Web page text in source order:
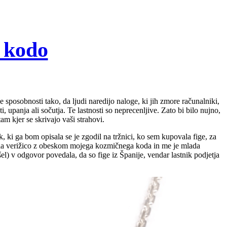
tako, da ljudi naredijo naloge, ki jih zmore računalniki,
upanja ali sočutja. Te lastnosti so neprecenljive. Zato bi bilo nujno,
kjer se skrivajo vaši strahovi.
ga bom opisala se je zgodil na tržnici, ko sem kupovala fige, za
z obeskom mojega kozmičnega koda in me je mlada
v odgovor povedala, da so fige iz Španije, vendar lastnik podjetja